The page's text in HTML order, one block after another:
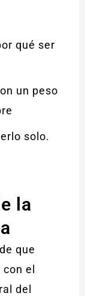
qué ser
un peso
solo.
la
que
el
del